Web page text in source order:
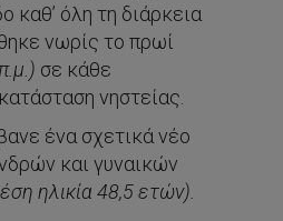
καθ’ όλη τη διάρκεια
νωρίς το πρωί
σε κάθε
νηστείας.
ένα σχετικά νέο
και γυναικών
ηλικία 48,5 ετών).